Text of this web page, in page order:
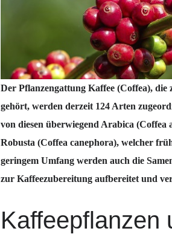
Der Pflanzengattung Kaffee (Coffea), die
gehört, werden derzeit 124 Arten
von diesen überwiegend Arabica (Coffea
Robusta (Coffea canephora), welcher
geringem Umfang werden auch die
zur Kaffeezubereitung aufbereitet und
Kaffeepflanzen